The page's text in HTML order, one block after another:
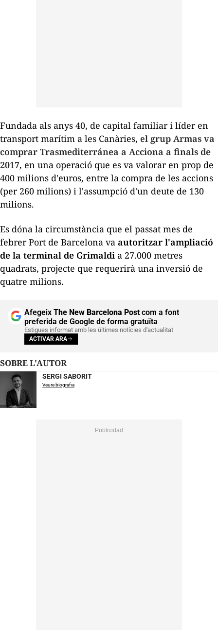
Fundada als anys 40, de capital familiar i líder en
transport marítim a les Canàries, el grup Armas va
comprar Trasmediterránea a Acciona a finals de
2017, en una operació que es va valorar en prop de
400 milions d'euros, entre la compra de les accions
(per 260 milions) i l'assumpció d'un deute de 130
milions.
Es dóna la circumstància que el passat mes de
febrer Port de Barcelona va autoritzar l'ampliació
de la terminal de Grimaldi a 27.000 metres
quadrats, projecte que requerirà una inversió de
quatre milions.
Afegeix The New Barcelona Postcom a font
preferida de Google de forma gratuïta
Estigues informat amb les últimes notícies d'actualitat
ACTIVAR ARA
SOBRE L'AUTOR
SERGI SABORIT
Veure biografia